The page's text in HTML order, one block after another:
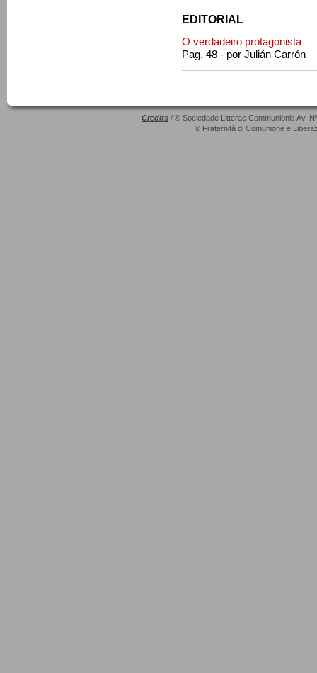
EDITORIAL
O verdadeiro protagonista
Pag. 48 - por Julián Carrón
Credits / © Sociedade Litterae Communionis Av.
© Fraternità di Comunione e